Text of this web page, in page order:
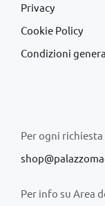
Privacy
Cookie Policy
Condizioni
Per ogni
Per info su Area